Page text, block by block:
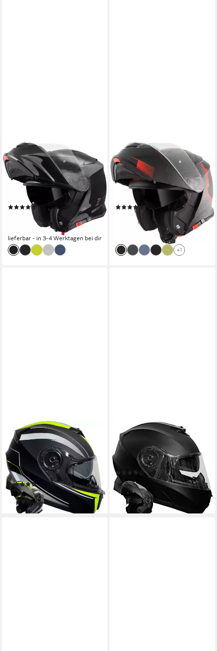
BOGOTTO
Motorradhelm H271
Klapphelm, vorbereitet für
Kommunikationssystem,geeignet
für Brillenträger,v
(9)
99,99 €
lieferbar - in 3-4 Werktagen bei dir
BOGOTTO
Motorradhelm H271 Wayke
Klapphelm, vorbereitet für
Kommunikationssystem,geeignet
für Brillenträger,v
(11)
105,49 € 209,95 €
lieferbar - in 3-4 Werktagen bei dir
+1
RALLOX HELMETS
Motorradhelm Klapphelm 160
Motorradhelm Helm
Rollerhelm matt schwarz
neon grün
(10)
79,95 €
lieferbar - in 3-4 Werktagen bei dir
RALLOX HELMETS
Motorradhelm Klapphelm
RALLOX 160 matt schwarz
Helm Rollerhelm S M L XL
(5)
69,95 €
lieferbar - in 3-4 Werktagen bei dir